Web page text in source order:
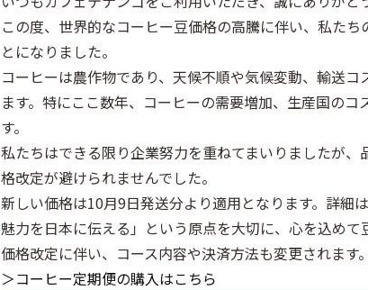
この度、世界的なコーヒー豆価格の高騰に伴い、私た
とになりました。
コーヒーは農作物であり、天候不順や気候変動、輸送
ます。特にここ数年、コーヒーの需要増加、生産国の
す。
私たちはできる限り企業努力を重ねてまいりましたが
格改定が避けられませんでした。
新しい価格は10月9日発送分より適用となります。詳細
魅力を日本に伝える」という原点を大切に、心を込めて
価格改定に伴い、コース内容や決済方法も変更されます。
＞コーヒー定期便の購入はこちら